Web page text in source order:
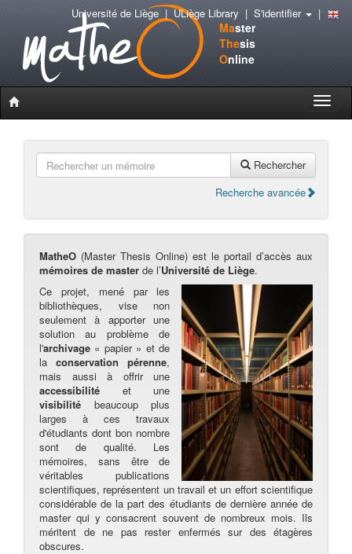
Master
Thesis
Online
Toggle
Université de Liège|ULiège Library | S'identifier |
Rechercher
Recherche avancée
MatheO (Master Thesis Online) est le portail d’accès aux
mémoires de master de l’Université de Liège.
Ce projet, mené par les
bibliothèques, vise non
seulement à apporter une
solution au problème de
l'archivage « papier » et de
laconservation pérenne,
mais aussi à offrir une
accessibilité et une
visibilité beaucoup plus
larges à ces travaux
d'étudiants dont bon nombre
sont de qualité. Les
mémoires, sans être de
véritables publications
scientifiques, représentent un travail et un effort scientifique
considérable de la part des étudiants de dernière année de
master qui y consacrent souvent de nombreux mois. Ils
méritent de ne pas rester enfermés sur des étagères
obscures.